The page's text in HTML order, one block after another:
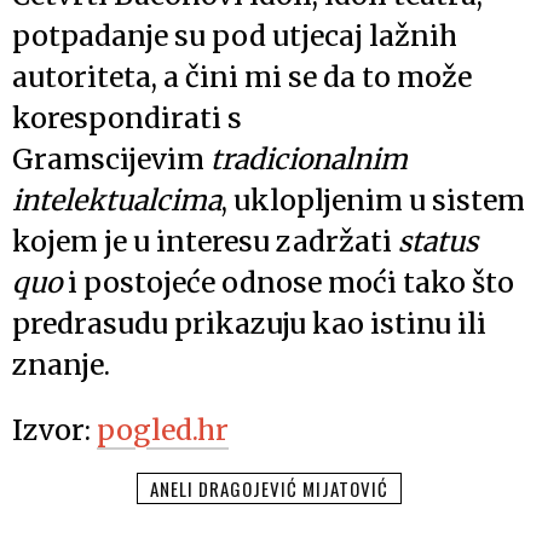
potpadanje su pod utjecaj lažnih
autoriteta, a čini mi se da to može
korespondirati s
Gramscijevim tradicionalnim
intelektualcima, uklopljenim u sistem
kojem je u interesu zadržati status
quoi postojeće odnose moći tako što
predrasudu prikazuju kao istinu ili
znanje.
Izvor: pogled.hr
ANELI DRAGOJEVIĆ MIJATOVIĆ